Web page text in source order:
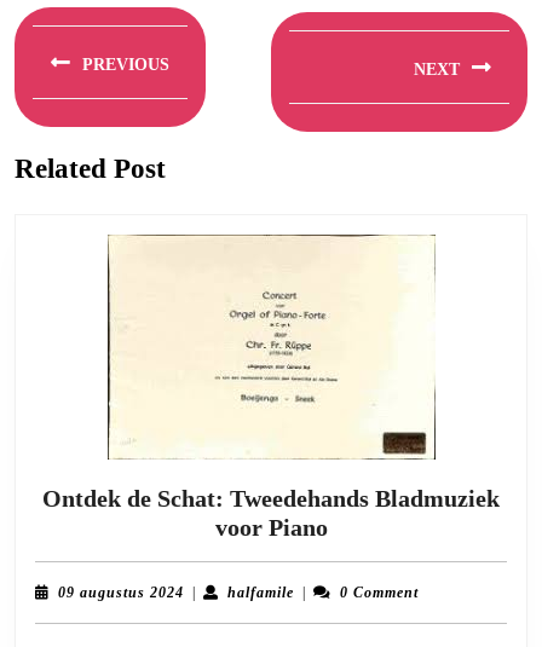
Berichtnavigatie
PREVIOUS
post:
NEXT
post:
Related Post
Ontdek de Schat: Tweedehands Bladmuziek
voor PianoOntdek
de
Schat:
09 augustus 2024 09| halfamilehalfamile
| 0 Comment